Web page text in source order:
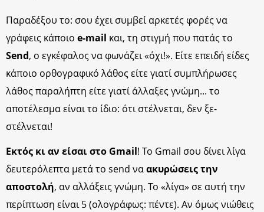
Παραδέξου το: σου έχει συμβεί αρκετές φορές να
γράφεις κάποιο e-mail και, τη στιγμή που πατάς το
Send, ο εγκέφαλος να φωνάζει «όχι!». Είτε επειδή είδες
κάποιο ορθογραφικό λάθος είτε γιατί συμπλήρωσες
λάθος παραλήπτη είτε γιατί άλλαξες γνώμη... το
αποτέλεσμα είναι το ίδιο: ότι στέλνεται, δεν ξε-
στέλνεται!
Εκτός κι αν είσαι στο Gmail! Το Gmail σου δίνει λίγα
δευτερόλεπτα μετά το send ναακυρώσεις την
αποστολή, αν αλλάξεις γνώμη. Το «λίγα» σε αυτή την
περίπτωση είναι 5 (ολογράφως: πέντε). Αν όμως νιώθεις